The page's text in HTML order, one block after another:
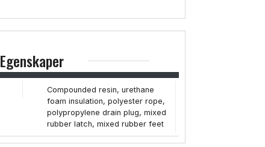
Egenskaper
Compounded resin, urethane
foam insulation, polyester rope,
polypropylene drain plug, mixed
rubber latch, mixed rubber feet